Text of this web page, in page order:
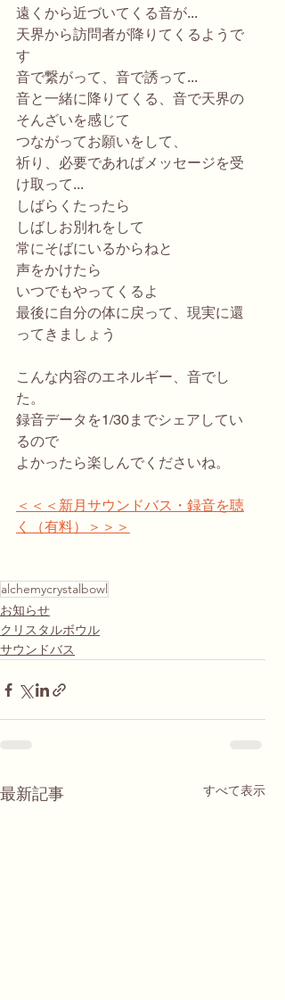
遠くから近づいてくる音が...
天界から訪問者が降りてくるようで
す
音で繋がって、音で誘って...
音と一緒に降りてくる、音で天界の
そんざいを感じて
つながってお願いをして、
祈り、必要であればメッセージを受
け取って...
しばらくたったら
しばしお別れをして
常にそばにいるからねと
声をかけたら
いつでもやってくるよ
最後に自分の体に戻って、現実に還
ってきましょう
こんな内容のエネルギー、音でし
た。
録音データを1/30までシェアしてい
るので
よかったら楽しんでくださいね。
＜＜＜新月サウンドバス・録音を聴
く（有料）＞＞＞
alchemycrystalbowl
お知らせ
クリスタルボウル
サウンドバス
最新記事 すべて表示